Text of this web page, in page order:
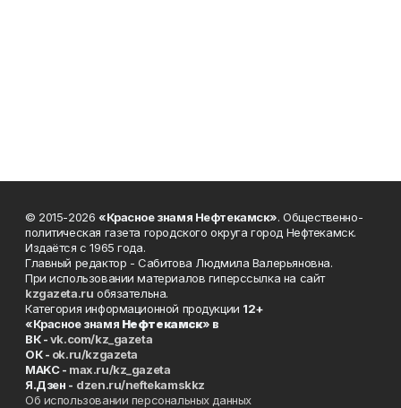
© 2015-2026 «Красное знамя Нефтекамск». Общественно-
политическая газета городского округа город Нефтекамск.
Издаётся с 1965 года.
Главный редактор - Сабитова Людмила Валерьяновна.
При использовании материалов гиперссылка на сайт
kzgazeta.ru обязательна.
Категория информационной продукции 12+
«Красное знамя Нефтекамск» в
ВК -vk.com/kz_gazeta
ОК - ok.ru/kzgazeta
MAKC - max.ru/kz_gazeta
Я.Дзен - dzen.ru/neftekamskkz
Об использовании персональных данных